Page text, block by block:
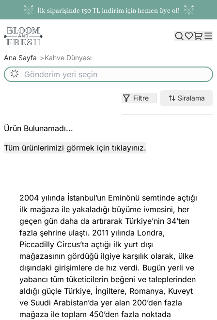
İlk siparişinde 150 TL indirim için hemen üye ol!
Ana Sayfa Kahve Dünyası
Filtre Siralama
Ürün Bulunamadı...
Tüm ürünlerimizi görmek için tıklayınız.
2004 yılında İstanbul’un Eminönü semtinde açtığı
ilk mağaza ile yakaladığı büyüme ivmesini, her
geçen gün daha da artırarak Türkiye’nin 34’ten
fazla şehrine ulaştı. 2011 yılında Londra,
Piccadilly Circus’ta açtığı ilk yurt dışı
mağazasının gördüğü ilgiye karşılık olarak, ülke
dışındaki girişimlere de hız verdi. Bugün yerli ve
yabancı tüm tüketicilerin beğeni ve taleplerinden
aldığı güçle Türkiye, İngiltere, Romanya, Kuveyt
ve Suudi Arabistan’da yer alan 200’den fazla
mağaza ile toplam 450’den fazla noktada